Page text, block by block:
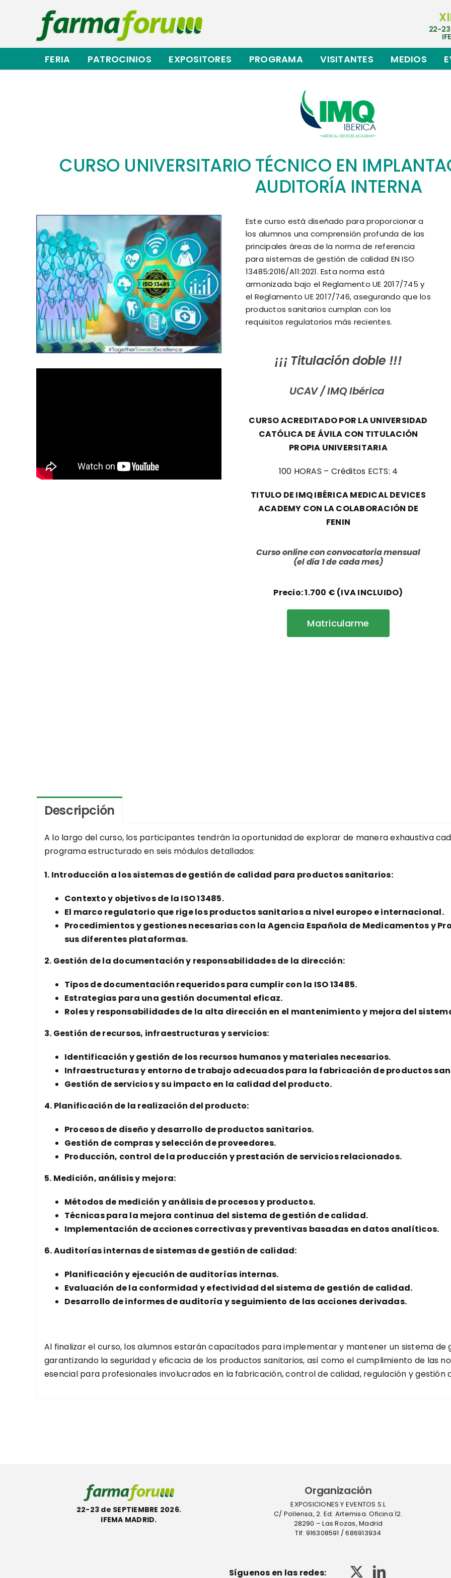
contenido
22-23
FERIA PATROCINIOS EXPOSITORES PROGRAMA VISITANTES MEDIOS
CURSO UNIVERSITARIO TÉCNICO EN
AUDITORÍA INTERNA
Este curso está diseñado para proporcionar a
los alumnos una comprensión profunda de las
principales áreas de la norma de referencia
para sistemas de gestión de calidad EN ISO
13485:2016/A11:2021. Esta norma está
armonizada bajo el Reglamento UE 2017/745 y
el Reglamento UE 2017/746, asegurando que los
productos sanitarios cumplan con los
requisitos regulatorios más recientes.
¡¡¡ Titulación doble !!!
UCAV /IMQ Ibérica
CURSO ACREDITADO POR LAUNIVERSIDAD
CATÓLICA DE ÁVILA CON TITULACIÓN
PROPIA UNIVERSITARIA
100 HORAS – Créditos ECTS: 4
TITULO DE IMQ IBÉRICA MEDICAL DEVICES
ACADEMY CON LA COLABORACIÓN DE
FENIN
Curso online con convocatoria mensual
(el día 1 de cada mes)
Precio: 1.700 € (IVA INCLUIDO)
Matricularme
Descripción
A lo largo del curso, los participantes tendrán la oportunidad de explorar de manera exhaustiva
programa estructurado en seis módulos detallados:
1. Introducción a los sistemas de gestión de calidad para productos sanitarios:
Contexto y objetivos de la ISO 13485.
El marco regulatorio que rige los productos sanitarios a nivel europeo e internacional.
Procedimientos y gestiones necesarias con la Agencia Española de Medicamentos y
sus diferentes plataformas.
2. Gestión de la documentación y responsabilidades de la dirección:
Tipos de documentación requeridos para cumplir con la ISO 13485.
Estrategias para una gestión documental eficaz.
Roles y responsabilidades de la alta dirección en el mantenimiento y mejora del
3. Gestión de recursos, infraestructuras y servicios:
Identificación y gestión de los recursos humanos y materiales necesarios.
Infraestructuras y entorno de trabajo adecuados para la fabricación de productos
Gestión de servicios y su impacto en la calidad del producto.
4. Planificación de la realización del producto:
Procesos de diseño y desarrollo de productos sanitarios.
Gestión de compras y selección de proveedores.
Producción, control de la producción y prestación de servicios relacionados.
5. Medición, análisis y mejora:
Métodos de medición y análisis de procesos y productos.
Técnicas para la mejora continua del sistema de gestión de calidad.
Implementación de acciones correctivas y preventivas basadas en datos analíticos.
6. Auditorías internas de sistemas de gestión de calidad:
Planificación y ejecución de auditorías internas.
Evaluación de la conformidad y efectividad del sistema de gestión de calidad.
Desarrollo de informes de auditoría y seguimiento de las acciones derivadas.
Al finalizar el curso, los alumnos estarán capacitados para implementar y mantener un sistema de
garantizando la seguridad y eficacia de los productos sanitarios, así como el cumplimiento de las
esencial para profesionales involucrados en la fabricación, control de calidad, regulación y gestión
22-23 de SEPTIEMBRE 2026.
IFEMA MADRID.
Organización
EXPOSICIONES Y EVENTOS S.L
C/ Pollensa, 2. Ed. Artemisa. Oficina 12.
28290 – Las Rozas, Madrid
Tlf. 916308591 / 686913934
Síguenos en las redes: